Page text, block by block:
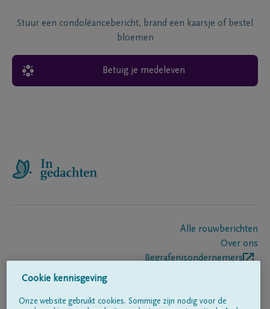
Stuur een condoléancebericht, brand een kaarsje of bestel
bloemen
Betuig je medeleven
Alle rouwberichten
Over ons
Begrafenisondernemers
Cookie kennisgeving
Onze website gebruikt cookies. Sommige zijn nodig voor de